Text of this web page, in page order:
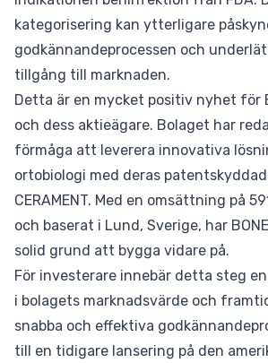
kategorisering kan ytterligare
godkännandeprocessen och
tillgång till marknaden.
Detta är en mycket positiv nyhet för
och dess aktieägare. Bolaget har
förmåga att leverera innovativa
ortobiologi med deras
CERAMENT. Med en omsättning på
och baserat i Lund, Sverige, har
solid grund att bygga vidare på.
För investerare innebär detta steg
i bolagets marknadsvärde och
snabba och effektiva
till en tidigare lansering på den